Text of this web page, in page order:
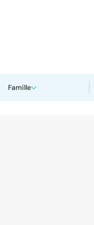
Famille